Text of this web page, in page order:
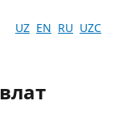
UZ EN RU UZC